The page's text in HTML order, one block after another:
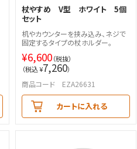
杖やすめ V型 ホワイト 5個
セット
机やカウンターを挟み込み、ネジで
固定するタイプの杖ホルダー。
¥6,600（税抜）
（税込 ¥7,260）
商品コード EZA26631
カートに入れる